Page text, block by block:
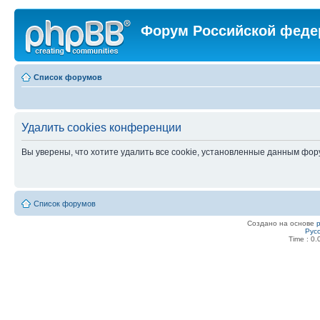
Форум Российской
Список форумов
Удалить cookies конференции
Вы уверены, что хотите удалить все cookie, установленные данным
Список форумов
Создано на основе
Time :